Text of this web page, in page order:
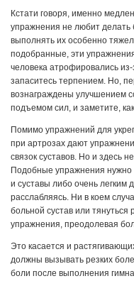
Кстати говоря, именно
упражнения не любит делать
выполнять их особенно
подобранные, эти
человека атрофировались
запаситесь терпением. Но,
вознаграждены улучшением
подъемом сил, и заметите,
Помимо упражнений для
при артрозах дают
связок суставов. Но и здесь
Подобные упражнения нужно
и суставы либо очень легким
расслабляясь. Ни в коем
больной сустав или
упражнения, преодолевая
Это касается и
должны вызывать резких
боли после выполнения